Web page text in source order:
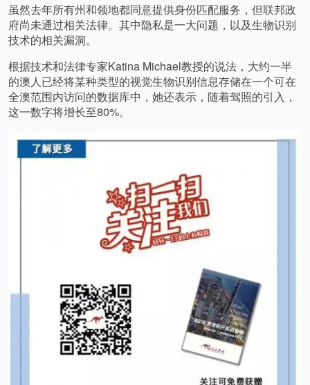
虽然去年所有州和领地都同意提供身份匹配服务，但联邦政
府尚未通过相关法律。其中隐私是一大问题，以及生物识别
技术的相关漏洞。
根据技术和法律专家Katina Michael教授的说法，大约一半
的澳人已经将某种类型的视觉生物识别信息存储在一个可在
全澳范围内访问的数据库中，她还表示，随着驾照的引入，
这一数字将增长至80%。